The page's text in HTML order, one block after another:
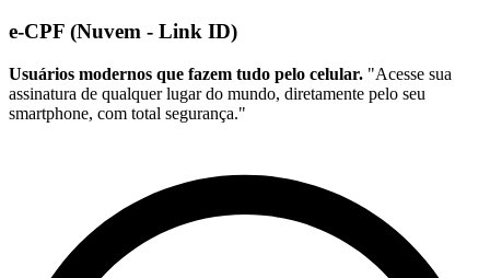
e-CPF (Nuvem - Link ID)
Usuários modernos que fazem tudo pelo celular. "Acesse sua
assinatura de qualquer lugar do mundo, diretamente pelo seu
smartphone, com total segurança."